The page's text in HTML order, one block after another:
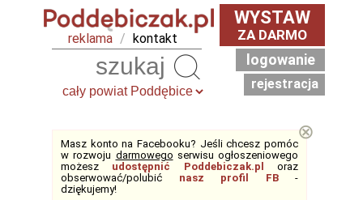
reklama / kontakt
WYSTAW
ZA DARMO
logowanie
rejestracja
Masz konto na Facebooku? Jeśli chcesz pomóc
w rozwoju darmowego serwisu ogłoszeniowego
możesz udostępnić Poddebiczak.pl
oraz
obserwować/polubić nasz profil FB-
dziękujemy!
⊗